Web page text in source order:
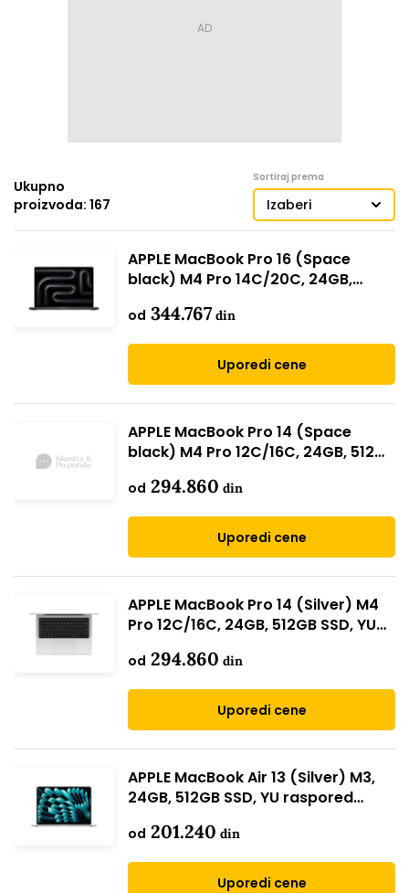
Ukupno
proizvoda: 167
Sortiraj prema
Izaberi
APPLE MacBook Pro 16 (Space
black) M4 Pro 14C/20C, 24GB,
od 344.767 din
Uporedi cene
APPLE MacBook Pro 14 (Space
black) M4 Pro 12C/16C, 24GB, 512GB
od 294.860 din
Uporedi cene
APPLE MacBook Pro 14 (Silver) M4
Pro 12C/16C, 24GB, 512GB SSD, YU
od 294.860 din
Uporedi cene
APPLE MacBook Air 13 (Silver) M3,
24GB, 512GB SSD, YU raspored
od 201.240 din
Uporedi cene